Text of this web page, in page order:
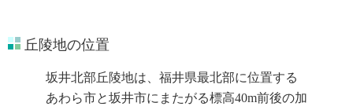
丘陵地の位置
坂井北部丘陵地は、福井県最北部に位置する
あわら市と坂井市にまたがる標高40m前後の加